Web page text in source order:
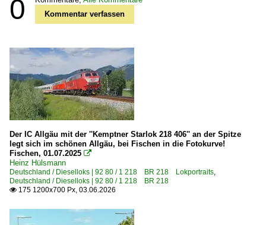
0
Kommentar verfassen
Der IC Allgäu mit der ''Kemptner Starlok 218 406'' an der Spitze
legt sich im schönen Allgäu, bei Fischen in die Fotokurve!
Fischen, 01.07.2025 
Heinz Hülsmann
Deutschland / Dieselloks | 92 80 / 1 218 BR 218 Lokportraits,
Deutschland / Dieselloks | 92 80 / 1 218 BR 218
 175 1200x700 Px, 03.06.2026